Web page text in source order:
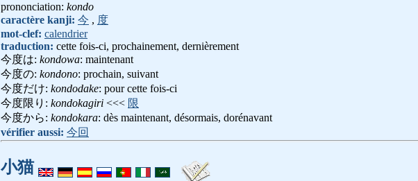
prononciation: kondo
caractère kanji: 今 , 度
mot-clef: calendrier
traduction: cette fois-ci, prochainement, dernièrement
今度は: kondowa: maintenant
今度の: kondono: prochain, suivant
今度だけ: kondodake: pour cette fois-ci
今度限り: kondokagiri <<< 限
今度から: kondokara: dès maintenant, désormais, dorénavant
vérifier aussi: 今回
小猫